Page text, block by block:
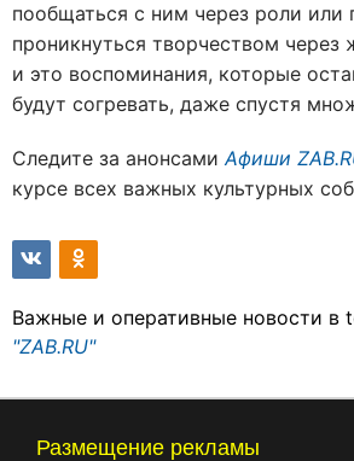
пообщаться с ним через роли или
проникнуться творчеством через
и это воспоминания, которые
будут согревать, даже спустя
Следите за анонсамиАфиши
курсе всех важных культурных
Важные и оперативные новости в
"ZAB.RU"
Размещение рекламы